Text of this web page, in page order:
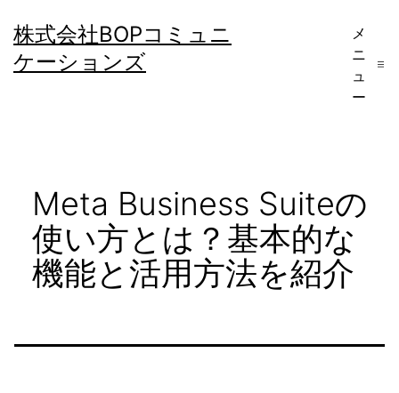
ン
テ
株式会社BOPコミュニ
ケーションズ
メ
ニ
ュ
ー
Meta Business Suiteの
使い方とは？基本的な
機能と活用方法を紹介